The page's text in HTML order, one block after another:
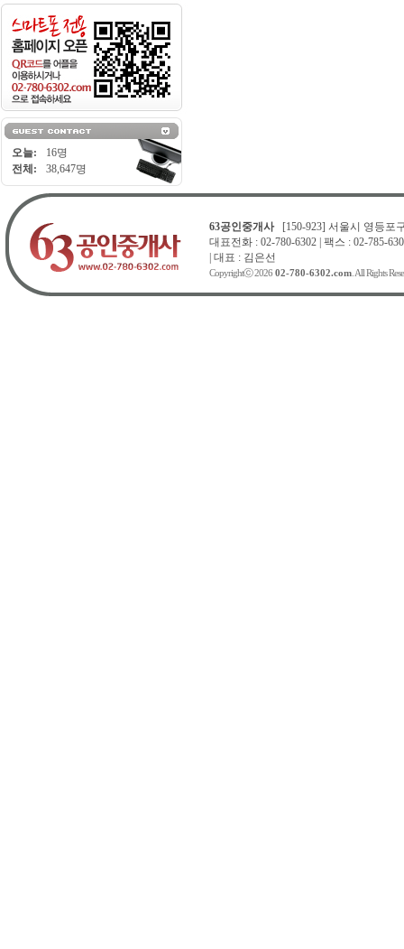
오늘:
16명
전체:
38,647명
63공인중개사[150-923] 서울시 영등포
대표전화 : 02-780-6302 | 팩스 : 02-785-
| 대표 : 김은선
Copyrightⓒ 2026 02-780-6302.com. All Rights